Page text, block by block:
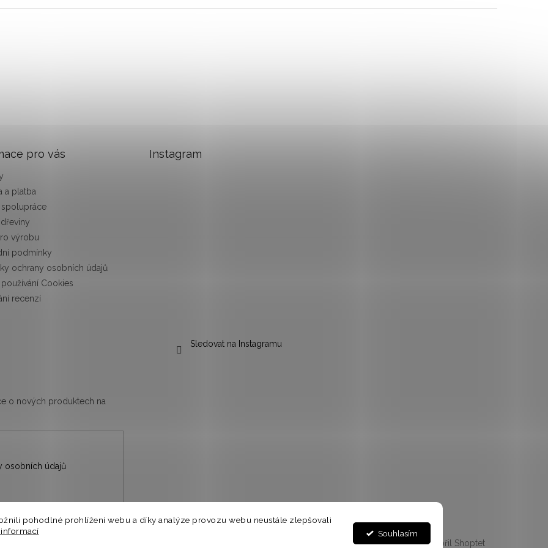
pohodlné prohlížení webu a díky analýze provozu webu neustále zlepšovali
Souhlasím
pro vás
a platba
spolupráce
výrobu
podmínky
ochrany osobních údajů
Cookies
recenzí
Instagram
Sledovat na Instagramu
o nových produktech na
osobních údajů
Vytvořil Shoptet